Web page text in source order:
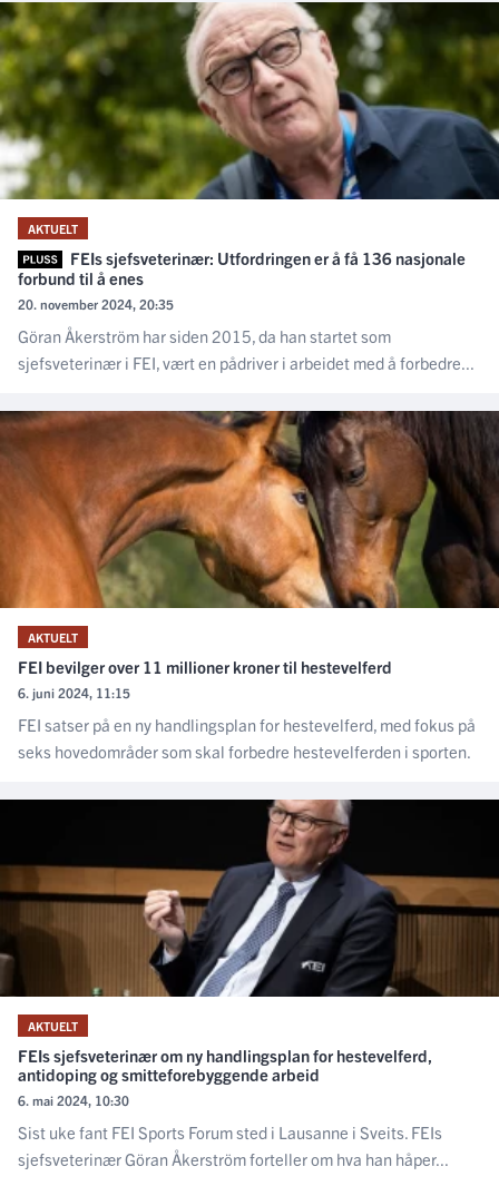
AKTUELT
FEIs sjefsveterinær: Utfordringen er å få 136 nasjonale
forbund til å enes
20. november 2024, 20:35
Göran Åkerström har siden 2015, da han startet som
sjefsveterinær i FEI, vært en pådriver i arbeidet med å forbedre...
AKTUELT
FEI bevilger over 11 millioner kroner til hestevelferd
6. juni 2024, 11:15
FEI satser på en ny handlingsplan for hestevelferd, med fokus på
seks hovedområder som skal forbedre hestevelferden i sporten.
AKTUELT
FEIs sjefsveterinær om ny handlingsplan for hestevelferd,
antidoping og smitteforebyggende arbeid
6. mai 2024, 10:30
Sist uke fant FEI Sports Forum sted i Lausanne i Sveits. FEIs
sjefsveterinær Göran Åkerström forteller om hva han håper...